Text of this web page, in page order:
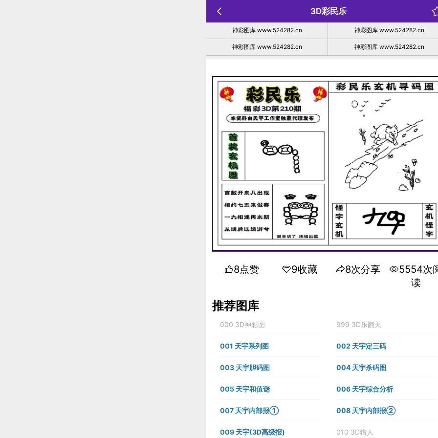
3D彩民乐
神彩图库 www.524282.cn 神彩图库 www.524282.cn
神彩图库 www.524282.cn 神彩图库 www.524282.cn
8点赞 9收藏 8次分享
5554次
读
推荐图库
000 3D神彩图 999 3D乐翻天
001 天宇系列图 002 天宇定三码
003 天宇胆码图 004 天宇杀码图
005 天宇和值谜 006 天宇综合分析
007 天宇内部报① 008 天宇内部报②
009 天宇(3D高级报) 010 3D猎人